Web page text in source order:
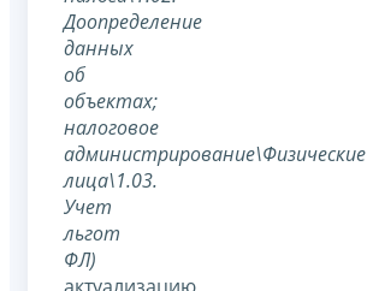
Доопределение
данных
об
объектах;
налоговое
администрирование\Физические
лица\1.03.
Учет
льгот
ФЛ)
актуализацию